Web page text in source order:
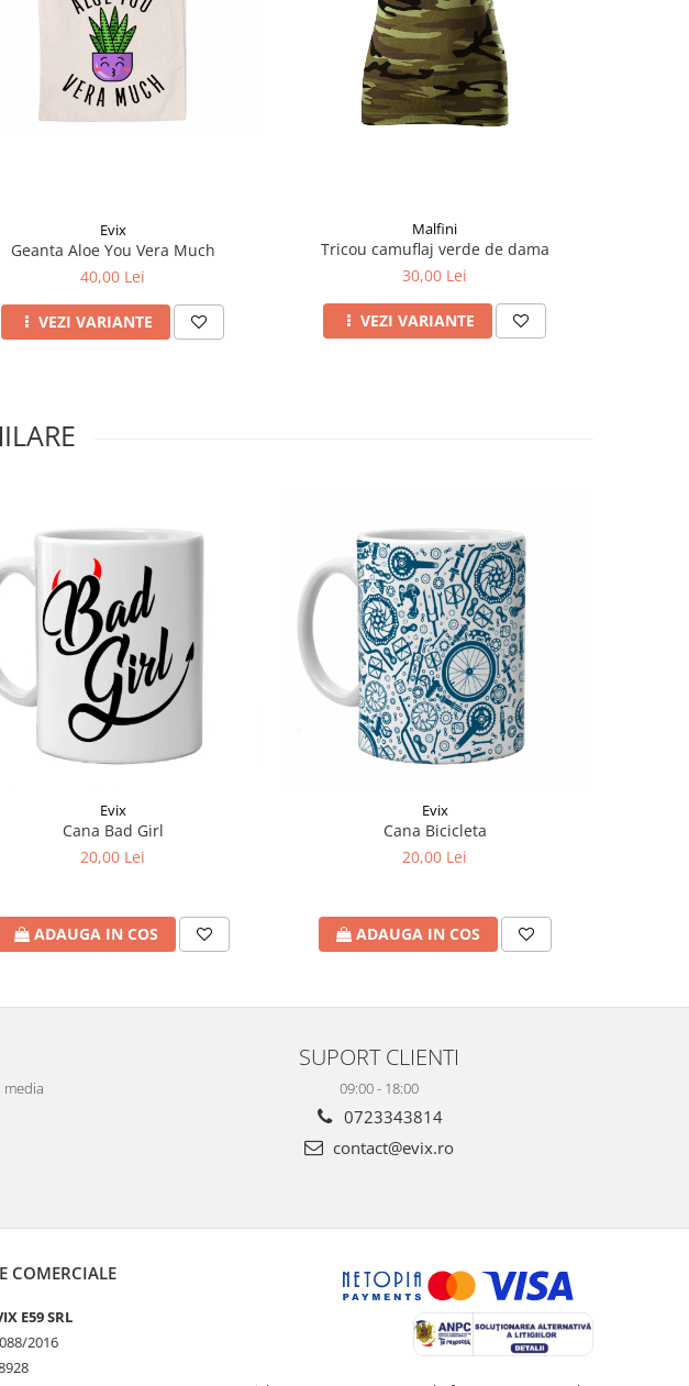
Evix
Geanta Aloe You Vera Much
40,00 Lei
VEZI VARIANTE
Malfini
Tricou camuflaj verde de dama
30,00 Lei
VEZI VARIANTE
Evix
Cana Bad Girl
20,00 Lei
ADAUGA IN COS
Evix
Cana Bicicleta
20,00 Lei
ADAUGA IN COS
media
SUPORT CLIENTI
09:00 - 18:00
0723343814
contact@evix.ro
COMERCIALE
E59 SRL
2016